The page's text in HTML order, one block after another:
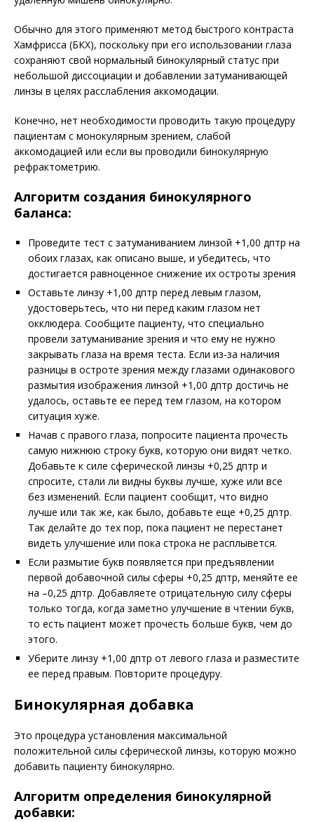
Обычно для этого применяют метод быстрого контраста
Хамфрисса (БКХ), поскольку при его использовании глаза
сохраняют свой нормальный бинокулярный статус при
небольшой диссоциации и добавлении затуманивающей
линзы в целях расслабления аккомодации.
Конечно, нет необходимости проводить такую процедуру
пациентам с монокулярным зрением, слабой
аккомодацией или если вы проводили бинокулярную
рефрактометрию.
Алгоритм создания бинокулярного
баланса:
Проведите тест с затуманиванием линзой +1,00 дптр на
обоих глазах, как описано выше, и убедитесь, что
достигается равноценное снижение их остроты зрения
Оставьте линзу +1,00 дптр перед левым глазом,
удостоверьтесь, что ни перед каким глазом нет
окклюдера. Сообщите пациенту, что специально
провели затуманивание зрения и что ему не нужно
закрывать глаза на время теста. Если из-за наличия
разницы в остроте зрения между глазами одинакового
размытия изображения линзой +1,00 дптр достичь не
удалось, оставьте ее перед тем глазом, на котором
ситуация хуже.
Начав с правого глаза, попросите пациента прочесть
самую нижнюю строку букв, которую они видят четко.
Добавьте к силе сферической линзы +0,25 дптр и
спросите, стали ли видны буквы лучше, хуже или все
без изменений. Если пациент сообщит, что видно
лучше или так же, как было, добавьте еще +0,25 дптр.
Так делайте до тех пор, пока пациент не перестанет
видеть улучшение или пока строка не расплывется.
Если размытие букв появляется при предъявлении
первой добавочной силы сферы +0,25 дптр, меняйте ее
на –0,25 дптр. Добавляете отрицательную силу сферы
только тогда, когда заметно улучшение в чтении букв,
то есть пациент может прочесть больше букв, чем до
этого.
Уберите линзу +1,00 дптр от левого глаза и разместите
ее перед правым. Повторите процедуру.
Бинокулярная добавка
Это процедура установления максимальной
положительной силы сферической линзы, которую можно
добавить пациенту бинокулярно.
Алгоритм определения бинокулярной
добавки: